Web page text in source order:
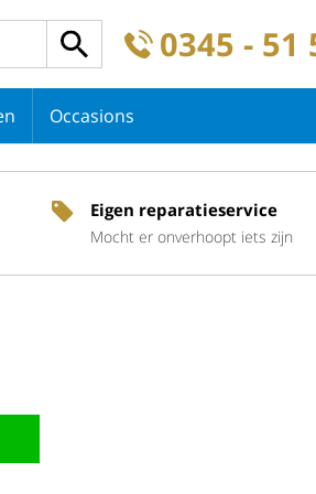
0345 - 51
Occasions
Eigen reparatieservice
Mocht er onverhoopt iets zijn